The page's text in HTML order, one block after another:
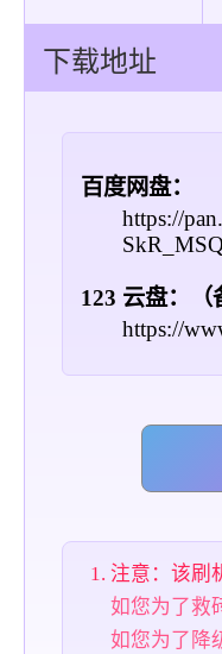
下载地址
百度网盘：
https://
123 云盘：（
https://
注意：该刷
如您为了救
如您为了降